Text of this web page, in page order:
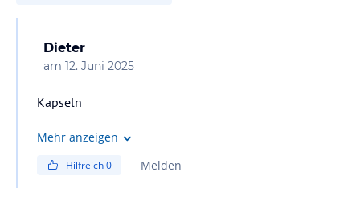
Dieter
am 12. Juni 2025
Kapseln
Mehr anzeigen
Hilfreich0 Melden